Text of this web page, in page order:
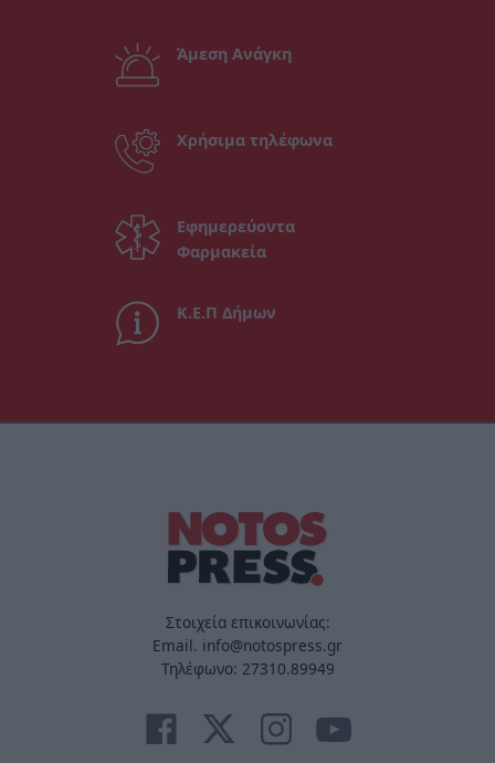
Άμεση Ανάγκη
Χρήσιμα τηλέφωνα
Εφημερεύοντα
Φαρμακεία
Κ.Ε.Π Δήμων
Στοιχεία επικοινωνίας:
Email. info@notospress.gr
Τηλέφωνο: 27310.89949